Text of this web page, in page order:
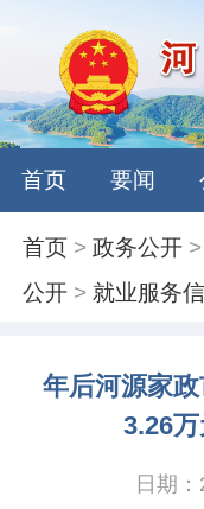
首页 要闻
首页 >政务公开
公开 > 就业服务
年后河源家
3.26万
日期